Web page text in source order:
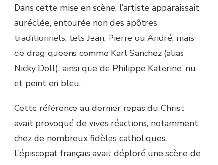
Dans cette mise en scène, l’artiste apparaissait
auréolée, entourée non des apôtres
traditionnels, tels Jean, Pierre ou André, mais
de drag queens comme Karl Sanchez (alias
Nicky Doll), ainsi que de Philippe Katerine, nu
et peint en bleu.
Cette référence au dernier repas du Christ
avait provoqué de vives réactions, notamment
chez de nombreux fidèles catholiques.
L’épiscopat français avait déploré une scène de